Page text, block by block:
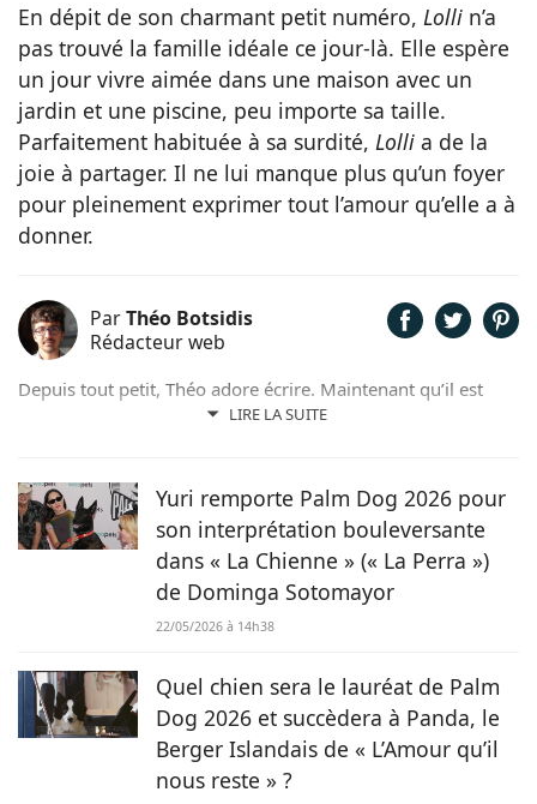
En dépit de son charmant petit numéro, Lolli n’a
pas trouvé la famille idéale ce jour-là. Elle espère
un jour vivre aimée dans une maison avec un
jardin et une piscine, peu importe sa taille.
Parfaitement habituée à sa surdité, Lolli a de la
joie à partager. Il ne lui manque plus qu’un foyer
pour pleinement exprimer tout l’amour qu’elle a à
donner.
ParThéo Botsidis
Rédacteur web
LIRE LA SUITE
Depuis tout petit, Théo adore écrire. Maintenant qu’il est
rédacteur web, il partage avec plaisir ce qu’il découvre sur le
Yuri remporte Palm Dog 2026 pour
son interprétation bouleversante
dans « La Chienne » (« La Perra »)
de Dominga Sotomayor
22/05/2026 à 14h38
Quel chien sera le lauréat de Palm
Dog 2026 et succèdera à Panda, le
Berger Islandais de « L’Amour qu’il
nous reste » ?